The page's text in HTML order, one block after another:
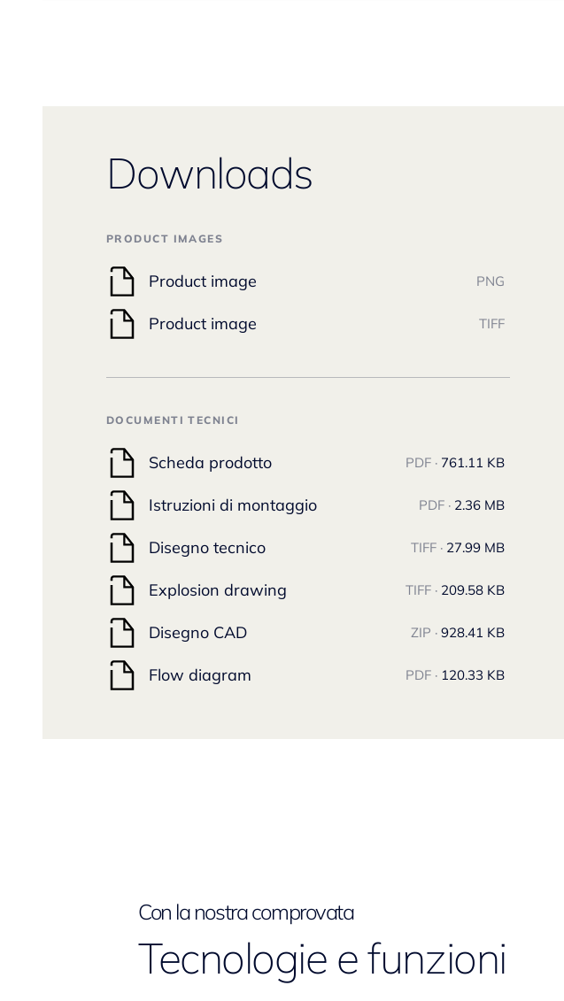
Downloads
PRODUCT IMAGES
Product image PNG
Product image TIFF
DOCUMENTI TECNICI
Scheda prodotto PDF · 761.11 KB
Istruzioni di montaggio PDF · 2.36 MB
Disegno tecnico TIFF · 27.99 MB
Explosion drawing TIFF · 209.58 KB
Disegno CAD ZIP · 928.41 KB
Flow diagram PDF · 120.33 KB
Con la nostra comprovata
Tecnologie e funzioni